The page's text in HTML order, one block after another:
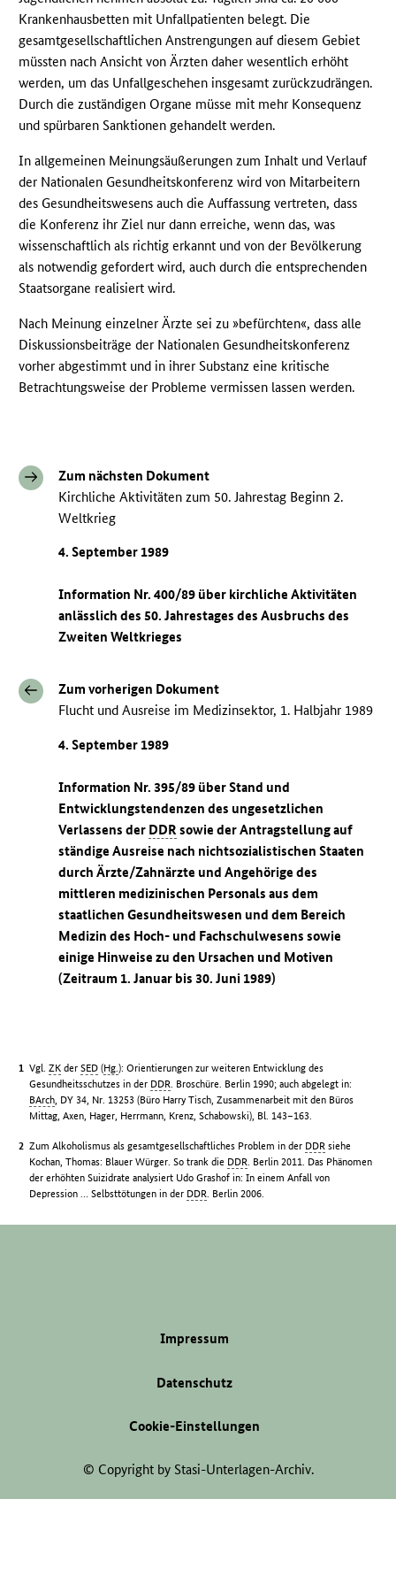
Krankenhausbetten mit Unfallpatienten belegt. Die
gesamtgesellschaftlichen Anstrengungen auf diesem Gebiet
müssten nach Ansicht von Ärzten daher wesentlich erhöht
werden, um das Unfallgeschehen insgesamt zurückzudrängen.
Durch die zuständigen Organe müsse mit mehr Konsequenz
und spürbaren Sanktionen gehandelt werden.
In allgemeinen Meinungsäußerungen zum Inhalt und Verlauf
der Nationalen Gesundheitskonferenz wird von Mitarbeitern
des Gesundheitswesens auch die Auffassung vertreten, dass
die Konferenz ihr Ziel nur dann erreiche, wenn das, was
wissenschaftlich als richtig erkannt und von der Bevölkerung
als notwendig gefordert wird, auch durch die entsprechenden
Staatsorgane realisiert wird.
Nach Meinung einzelner Ärzte sei zu »befürchten«, dass alle
Diskussionsbeiträge der Nationalen Gesundheitskonferenz
vorher abgestimmt und in ihrer Substanz eine kritische
Betrachtungsweise der Probleme vermissen lassen werden.
Zum nächsten Dokument
Kirchliche Aktivitäten zum 50. Jahrestag Beginn 2.
Weltkrieg
4. September 1989
Information Nr. 400/89 über kirchliche Aktivitäten
anlässlich des 50. Jahrestages des Ausbruchs des
Zweiten Weltkrieges
Zum vorherigen Dokument
Flucht und Ausreise im Medizinsektor, 1. Halbjahr 1989
4. September 1989
Information Nr. 395/89 über Stand und
Entwicklungstendenzen des ungesetzlichen
Verlassens der DDRsowie der Antragstellung auf
ständige Ausreise nach nichtsozialistischen Staaten
durch Ärzte/Zahnärzte und Angehörige des
mittleren medizinischen Personals aus dem
staatlichen Gesundheitswesen und dem Bereich
Medizin des Hoch- und Fachschulwesens sowie
einige Hinweise zu den Ursachen und Motiven
(Zeitraum 1. Januar bis 30. Juni 1989)
Vgl.ZK derSED (Hg.): Orientierungen zur weiteren Entwicklung des
Gesundheitsschutzes in der DDR . Broschüre. Berlin 1990; auch abgelegt in:
BArch , DY 34, Nr. 13253 (Büro Harry Tisch, Zusammenarbeit mit den Büros
Mittag, Axen, Hager, Herrmann, Krenz, Schabowski), Bl. 143–163.
Zum Alkoholismus als gesamtgesellschaftliches Problem in der DDR siehe
Kochan, Thomas: Blauer Würger. So trank die DDR . Berlin 2011. Das Phänomen
der erhöhten Suizidrate analysiert Udo Grashof in: In einem Anfall von
Depression … Selbsttötungen in der DDR . Berlin 2006.
Impressum
Datenschutz
Cookie-Einstellungen
© Copyright by Stasi-Unterlagen-Archiv.